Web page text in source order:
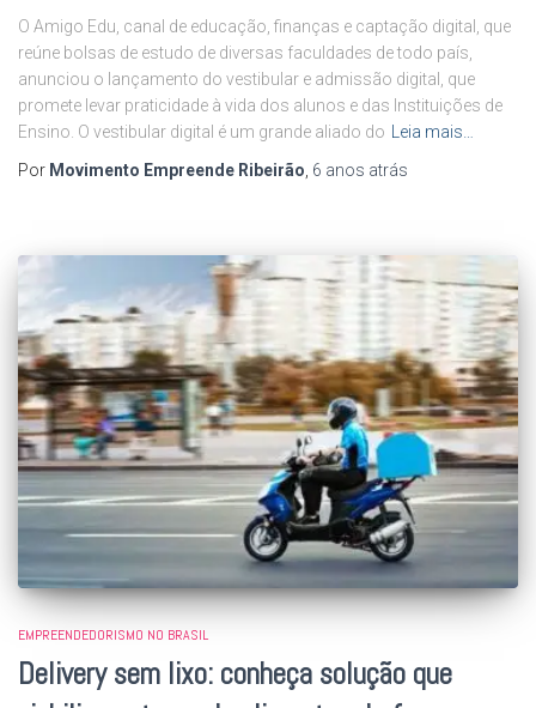
O Amigo Edu, canal de educação, finanças e captação digital, que
reúne bolsas de estudo de diversas faculdades de todo país,
anunciou o lançamento do vestibular e admissão digital, que
promete levar praticidade à vida dos alunos e das Instituições de
Ensino. O vestibular digital é um grande aliado do
Leia mais…
Por Movimento Empreende Ribeirão 6 anos atrás
EMPREENDEDORISMO NO BRASIL
Delivery sem lixo: conheça solução que